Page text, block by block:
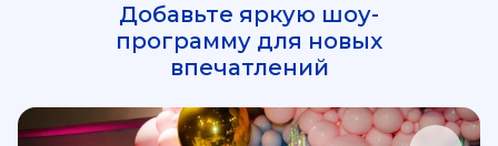
Добавьте яркую шоу-
программу для новых
впечатлений